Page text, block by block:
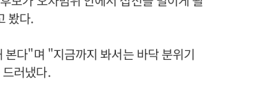
봤다.
다"며 "지금까지 봐서는 바닥 분위기
러냈다.